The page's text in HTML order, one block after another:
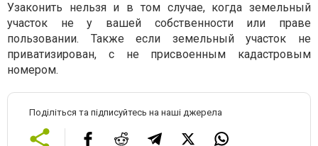
Узаконить нельзя и в том случае, когда земельный
участок не у вашей собственности или праве
пользовании. Также если земельный участок не
приватизирован, с не присвоенным кадастровым
номером.
Поділіться та підписуйтесь на наші джерела